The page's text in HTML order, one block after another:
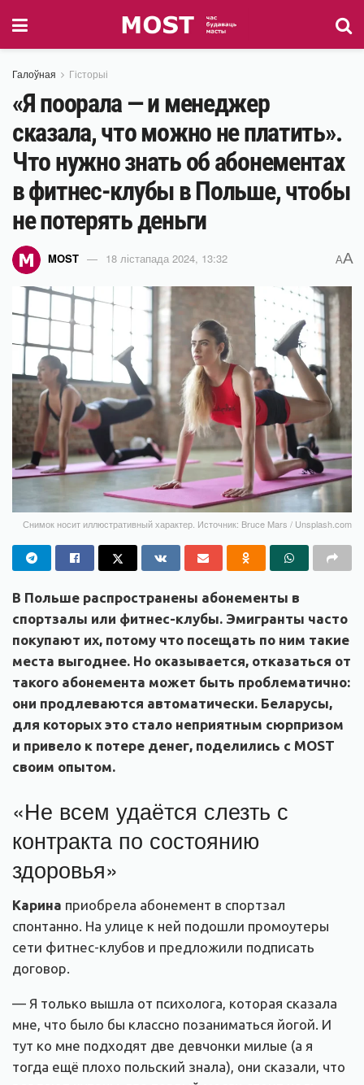
Галоўная Гісторыі
«Я поорала — и менеджер
сказала, что можно не платить».
Что нужно знать об абонементах
в фитнес-клубы в Польше, чтобы
не потерять деньги
MOST 18 лістапада 2024, 13:32 AA
Снимок носит иллюстративный характер. Источник: Bruce Mars / Unsplash.com
В Польше распространены абонементы в
спортзалы или фитнес-клубы. Эмигранты часто
покупают их, потому что посещать по ним такие
места выгоднее. Но оказывается, отказаться от
такого абонемента может быть проблематично:
они продлеваются автоматически. Беларусы,
для которых это стало неприятным сюрпризом
и привело к потере денег, поделились с MOST
своим опытом.
«Не всем удаётся слезть с
контракта по состоянию
здоровья»
Карина приобрела абонемент в спортзал
спонтанно. На улице к ней подошли промоутеры
сети фитнес-клубов и предложили подписать
договор.
— Я только вышла от психолога, которая сказала
мне, что было бы классно позаниматься йогой. И
тут ко мне подходят две девчонки милые (а я
тогда ещё плохо польский знала), они сказали, что